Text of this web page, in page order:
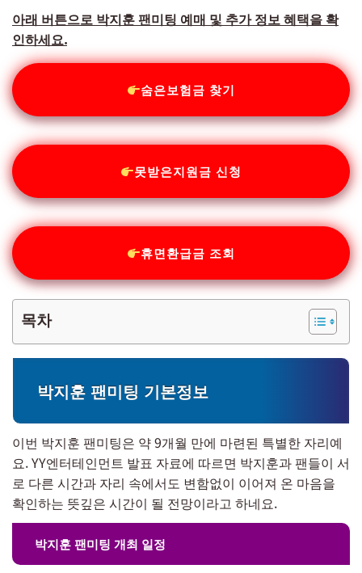
아래 버튼으로 박지훈 팬미팅 예매 및 추가 정보 혜택을 확
인하세요.
숨은보험금 찾기
못받은지원금 신청
휴면환급금 조회
목차
박지훈 팬미팅 기본정보
이번 박지훈 팬미팅은 약 9개월 만에 마련된 특별한 자리예
요. YY엔터테인먼트 발표 자료에 따르면 박지훈과 팬들이 서
로 다른 시간과 자리 속에서도 변함없이 이어져 온 마음을
확인하는 뜻깊은 시간이 될 전망이라고 하네요.
박지훈 팬미팅 개최 일정